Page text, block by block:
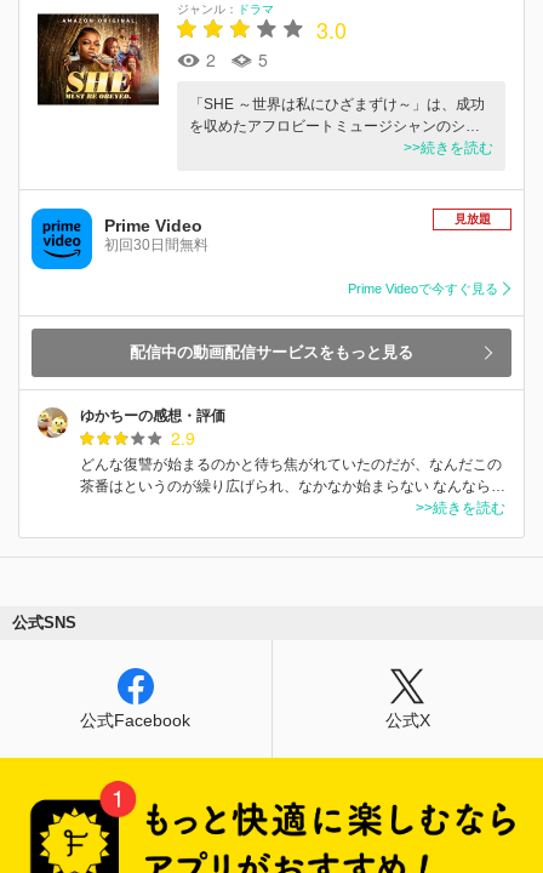
ジャンル：
ドラマ
3.0
2 5
「SHE ～世界は私にひざまずけ～」は、成功
を収めたアフロビートミュージシャンのシ…
>>続きを読む
Prime Video
初回30日間無料
見放題
Prime Videoで今すぐ見る
配信中の動画配信サービスをもっと見る
ゆかちーの感想・評価
2.9
どんな復讐が始まるのかと待ち焦がれていたのだが、なんだこの
茶番はというのが繰り広げられ、なかなか始まらない なんなら…
>>続きを読む
公式SNS
公式Facebook 公式X